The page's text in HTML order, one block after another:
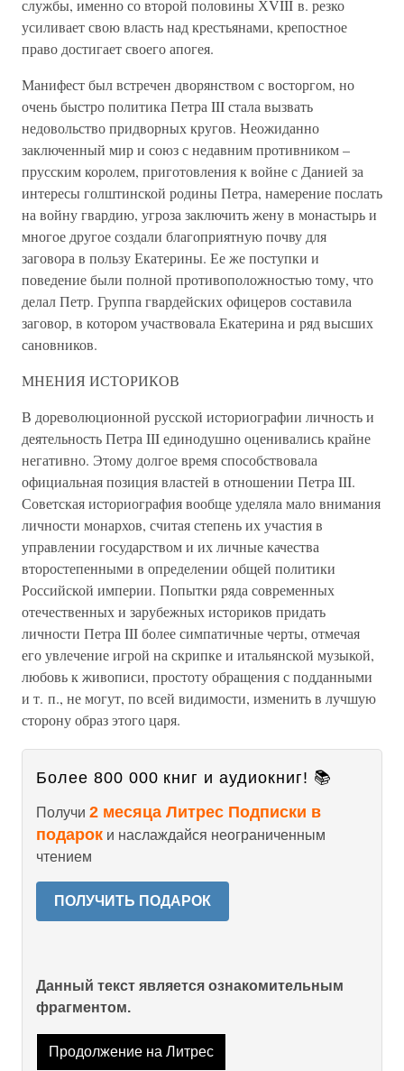
службы, именно со второй половины ХVIII в. резко
усиливает свою власть над крестьянами, крепостное
право достигает своего апогея.
Манифест был встречен дворянством с восторгом, но
очень быстро политика Петра III стала вызвать
недовольство придворных кругов. Неожиданно
заключенный мир и союз с недавним противником –
прусским королем, приготовления к войне с Данией за
интересы голштинской родины Петра, намерение послать
на войну гвардию, угроза заключить жену в монастырь и
многое другое создали благоприятную почву для
заговора в пользу Екатерины. Ее же поступки и
поведение были полной противоположностью тому, что
делал Петр. Группа гвардейских офицеров составила
заговор, в котором участвовала Екатерина и ряд высших
сановников.
МНЕНИЯ ИСТОРИКОВ
В дореволюционной русской историографии личность и
деятельность Петра III единодушно оценивались крайне
негативно. Этому долгое время способствовала
официальная позиция властей в отношении Петра III.
Советская историография вообще уделяла мало внимания
личности монархов, считая степень их участия в
управлении государством и их личные качества
второстепенными в определении общей политики
Российской империи. Попытки ряда современных
отечественных и зарубежных историков придать
личности Петра III более симпатичные черты, отмечая
его увлечение игрой на скрипке и итальянской музыкой,
любовь к живописи, простоту обращения с подданными
и т. п., не могут, по всей видимости, изменить в лучшую
сторону образ этого царя.
Более 800 000 книг и аудиокниг! 📚
Получи 2 месяца Литрес Подписки в
подарок и наслаждайся неограниченным
чтением
ПОЛУЧИТЬ ПОДАРОК
Данный текст является ознакомительным
фрагментом.
Продолжение на Литрес